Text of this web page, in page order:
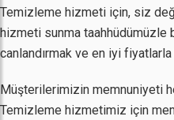
Temizleme hizmeti için, siz
hizmeti sunma taahhüdümüzle
canlandırmak ve en iyi
Müşterilerimizin memnuniyeti
Temizleme hizmetimiz için